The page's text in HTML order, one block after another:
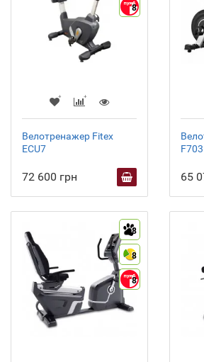
8
Велотренажер Fitex
ECU7
72 600 грн
F703
65
8
8
8